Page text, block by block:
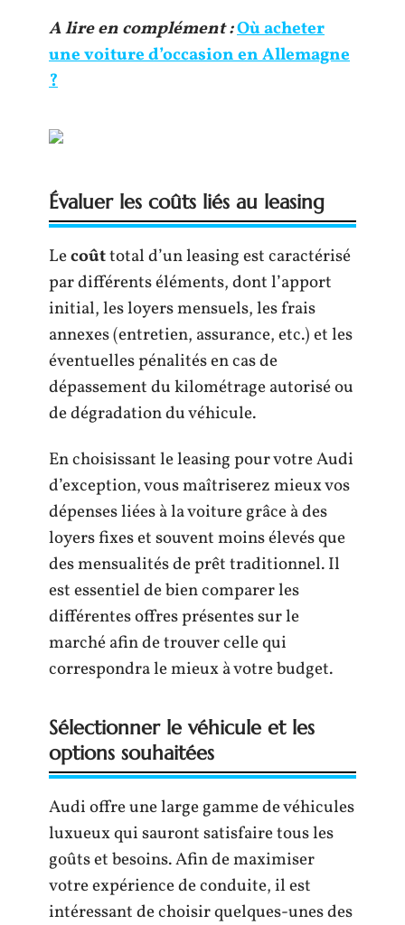
A lire en complément :Où acheter
une voiture d’occasion en Allemagne
?
Évaluer les coûts liés au leasing
Lecoûttotal d’un leasing est caractérisé
par différents éléments, dont l’apport
initial, les loyers mensuels, les frais
annexes (entretien, assurance, etc.) et les
éventuelles pénalités en cas de
dépassement du kilométrage autorisé ou
de dégradation du véhicule.
En choisissant le leasing pour votre Audi
d’exception, vous maîtriserez mieux vos
dépenses liées à la voiture grâce à des
loyers fixes et souvent moins élevés que
des mensualités de prêt traditionnel. Il
est essentiel de bien comparer les
différentes offres présentes sur le
marché afin de trouver celle qui
correspondra le mieux à votre budget.
Sélectionner le véhicule et les
options souhaitées
Audi offre une large gamme de véhicules
luxueux qui sauront satisfaire tous les
goûts et besoins. Afin de maximiser
votre expérience de conduite, il est
intéressant de choisir quelques-unes des